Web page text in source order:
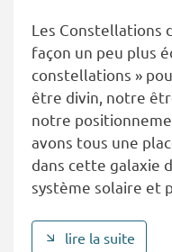
Les Constellations
façon un peu plus
constellations »
être divin, notre
notre
avons tous une
dans cette galaxie
système solaire et
lire la suite